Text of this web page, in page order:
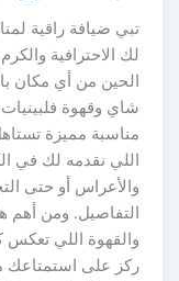
تبي ضيافة راقية
لك الاحترافية
شاي وقهوة
مناسبة مميزة
اللي نقدمه لك في
والأعراس أو حتى
التفاصيل. ومن أهم
والقهوة اللي تعكس
ركز على استمتاعك